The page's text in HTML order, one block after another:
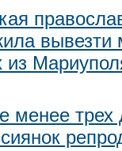
вывезти
из
менее трех